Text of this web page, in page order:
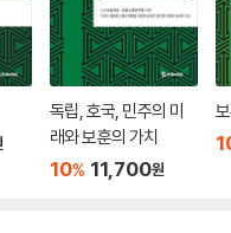
독립, 호국, 민주의 미
래와 보훈의 가치
10% 11,700원